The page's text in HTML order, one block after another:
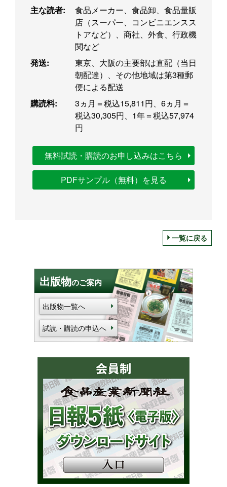
主な読者:
食品メーカー、食品卸、食品量販
店（スーパー、コンビニエンスス
トアなど）、商社、外食、行政機
関など
発送:
東京、大阪の主要部は直配（当日
朝配達）、その他地域は第3種郵
便による配送
購読料:
3ヵ月＝税込15,811円、6ヵ月＝
税込30,305円、1年＝税込57,974
円
無料試読・購読のお申し込みはこちら
PDFサンプル（無料）を見る
一覧に戻る
出版物のご案内
出版物一覧へ
試読・購読の申込へ